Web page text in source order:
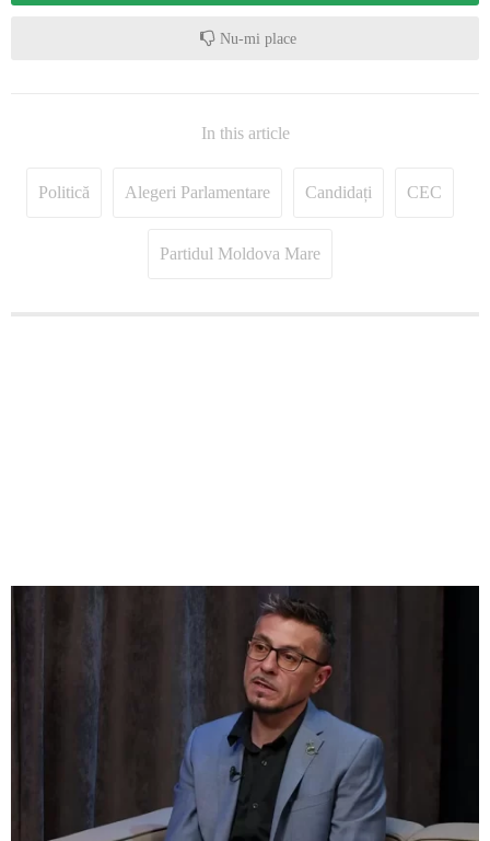
Nu-mi place
In this article
Politică Alegeri Parlamentare Candidați CEC
Partidul Moldova Mare